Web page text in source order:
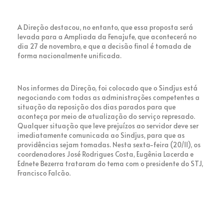
A Direção destacou, no entanto, que essa proposta será
levada para a Ampliada da Fenajufe, que acontecerá no
dia 27 de novembro, e que a decisão final é tomada de
forma nacionalmente unificada.
Nos informes da Direção, foi colocado que o Sindjus está
negociando com todas as administrações competentes a
situação da reposição dos dias parados para que
aconteça por meio de atualização do serviço represado.
Qualquer situação que leve prejuízos ao servidor deve ser
imediatamente comunicada ao Sindjus, para que as
providências sejam tomadas. Nesta sexta-feira (20/11), os
coordenadores José Rodrigues Costa, Eugênia Lacerda e
Ednete Bezerra trataram do tema com o presidente do STJ,
Francisco Falcão.